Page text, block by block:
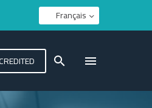
Français